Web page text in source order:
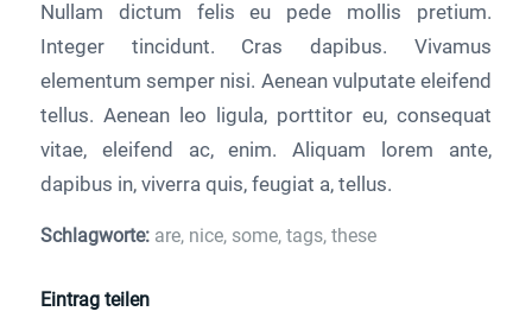
Nullam dictum felis eu pede mollis pretium.
Integer tincidunt. Cras dapibus. Vivamus
elementum semper nisi. Aenean vulputate eleifend
tellus. Aenean leo ligula, porttitor eu, consequat
vitae, eleifend ac, enim. Aliquam lorem ante,
dapibus in, viverra quis, feugiat a, tellus.
Schlagworte: are, nice, some, tags, these
Eintrag teilen